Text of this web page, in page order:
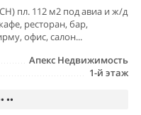
пл. 112 м2 под авиа и ж/д
ресторан, бар,
офис, салон...
Апекс Недвижимость
1-й этаж
••